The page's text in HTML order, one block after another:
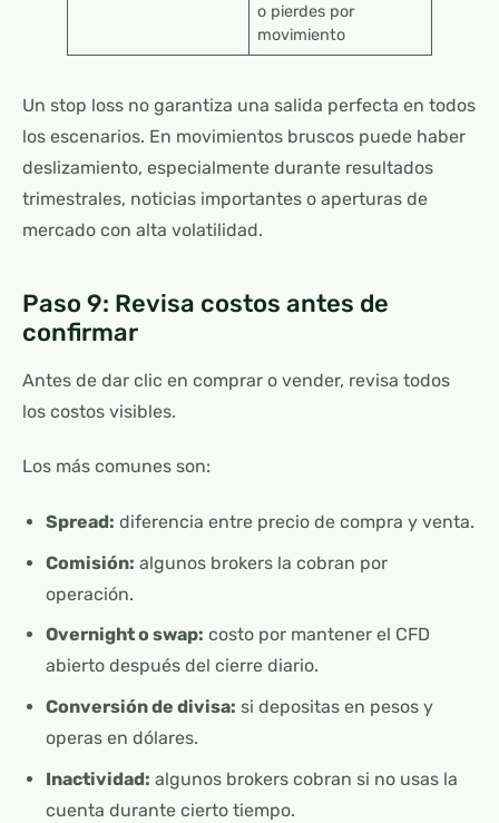
o pierdes por
movimiento
Un stop loss no garantiza una salida perfecta en todos
los escenarios. En movimientos bruscos puede haber
deslizamiento, especialmente durante resultados
trimestrales, noticias importantes o aperturas de
mercado con alta volatilidad.
Paso 9: Revisa costos antes de
confirmar
Antes de dar clic en comprar o vender, revisa todos
los costos visibles.
Los más comunes son:
Spread: diferencia entre precio de compra y venta.
Comisión: algunos brokers la cobran por
operación.
Overnight o swap: costo por mantener el CFD
abierto después del cierre diario.
Conversión de divisa: si depositas en pesos y
operas en dólares.
Inactividad: algunos brokers cobran si no usas la
cuenta durante cierto tiempo.